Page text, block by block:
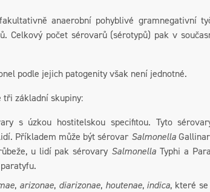
anaerobní pohyblivé gramnegativní
Celkový počet sérovarů (sérotypů) pak v
podle jejich patogenity však není jednotné.
tři základní skupiny:
s úzkou hostitelskou specifitou. Tyto
Příkladem může být sérovar Salmonella
u lidí pak sérovary Salmonella Typhi a
, arizonae, diarizonae, houtenae, indica, které